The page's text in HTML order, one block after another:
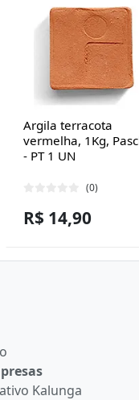
Argila terracota
vermelha, 1Kg,
- PT 1 UN
(0)
R$ 14,90
Kalunga